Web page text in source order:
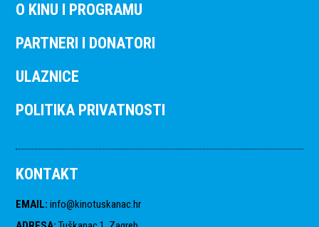
O KINU I PROGRAMU
PARTNERI I DONATORI
ULAZNICE
POLITIKA PRIVATNOSTI
KONTAKT
EMAIL: info@kinotuskanac.hr